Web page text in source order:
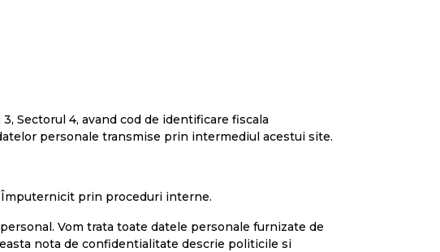
3, Sectorul 4, avand cod de identificare fiscala
personale transmise prin intermediul acestui site.
Împuternicit prin proceduri interne.
Vom trata toate datele personale furnizate de
nota de confidentialitate descrie politicile si